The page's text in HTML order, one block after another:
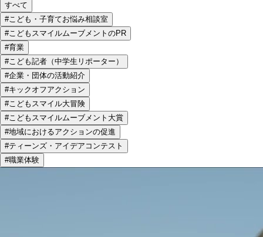
すべて
#こども・子育てお悩み相談室
#こどもスマイルムーブメントのPR
#育業
#こども記者（中学生リポーター）
#企業・団体の活動紹介
#キックオフアクション
#こどもスマイル大冒険
#こどもスマイルムーブメント大賞
#地域におけるアクションの促進
#ティーンズ・アイデアコンテスト
#職業体験